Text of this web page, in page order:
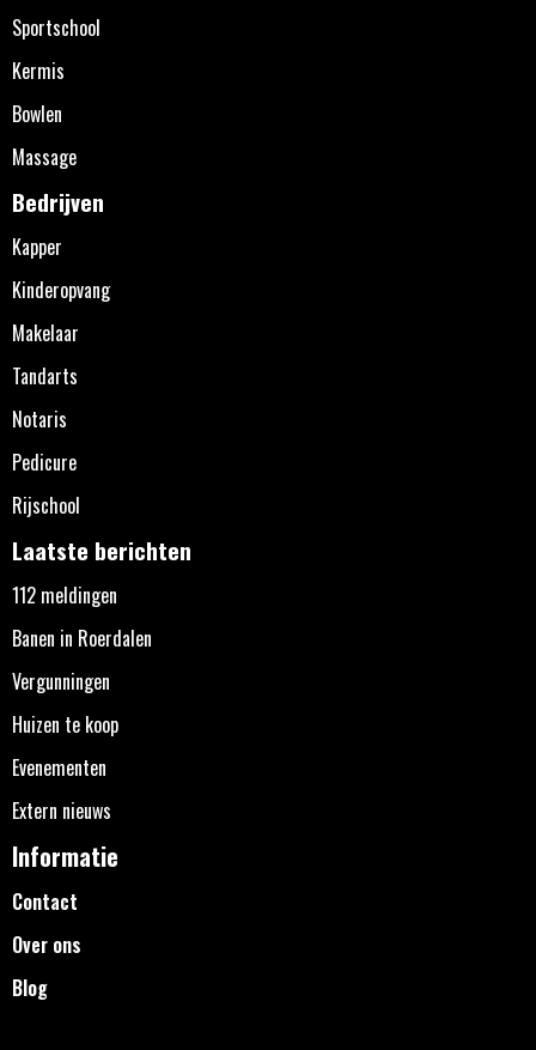
Sportschool
Kermis
Bowlen
Massage
Bedrijven
Kapper
Kinderopvang
Makelaar
Tandarts
Notaris
Pedicure
Rijschool
Laatste berichten
112 meldingen
Banen in Roerdalen
Vergunningen
Huizen te koop
Evenementen
Extern nieuws
Informatie
Contact
Over ons
Blog